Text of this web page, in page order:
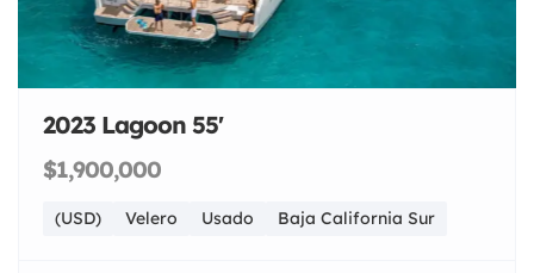
2023 Lagoon 55'
$1,900,000
(USD) Velero Usado Baja California Sur